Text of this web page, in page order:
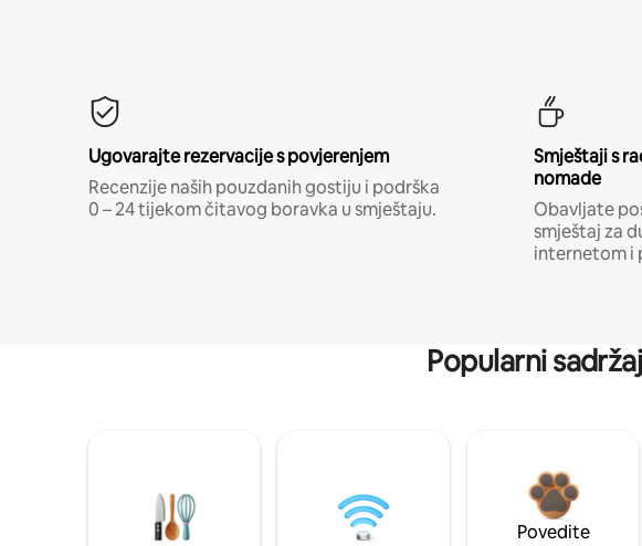
Ugovarajte rezervacije s povjerenjem
Recenzije naših pouzdanih gostiju i podrška
0 – 24 tijekom čitavog boravka u smještaju.
Smještaji s
nomade
Obavljate
smještaj za
internetom i
Popularni
Povedite